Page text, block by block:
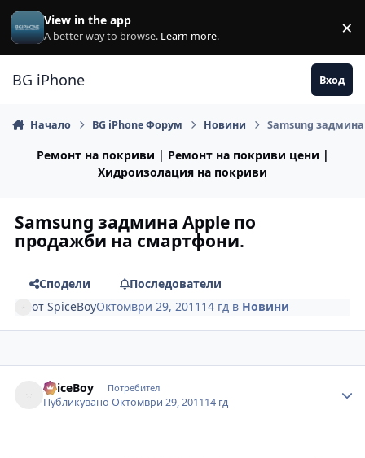
Премини към съдържанието
View in the app
A better way to browse. Learn more. ×
BG iPhone Вход
Начало BG iPhone Форум Новини Samsung
Ремонт на покриви | Ремонт на покриви цени |
Хидроизолация на покриви
Samsung задмина Apple по
продажби на смартфони.
Сподели
Последователи
отSpiceBoyОктомври 29, 2011 14 гд в Новини
SpiceBoy Потребител
ПубликуваноОктомври 29, 201114 гд